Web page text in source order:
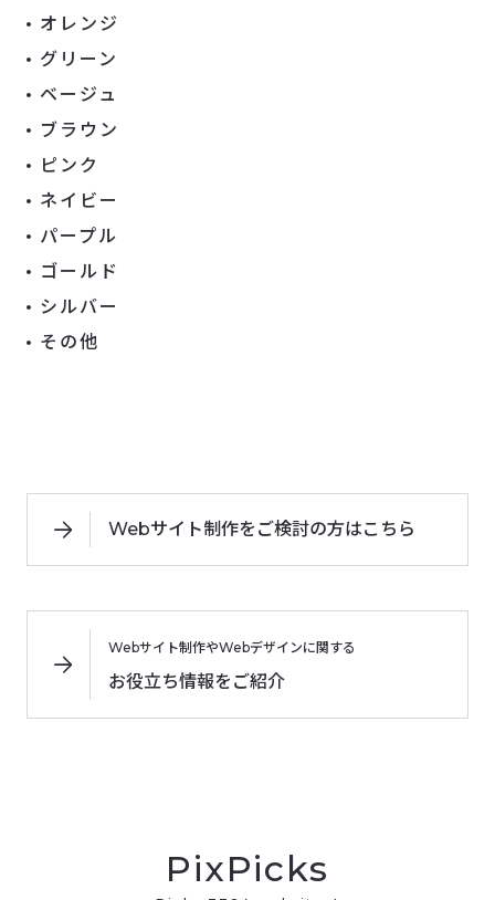
オレンジ
グリーン
ベージュ
ブラウン
ピンク
ネイビー
パープル
ゴールド
シルバー
その他
Webサイト制作をご検討の方はこちら
Webサイト制作やWebデザインに関する
お役立ち情報をご紹介
PixPicks